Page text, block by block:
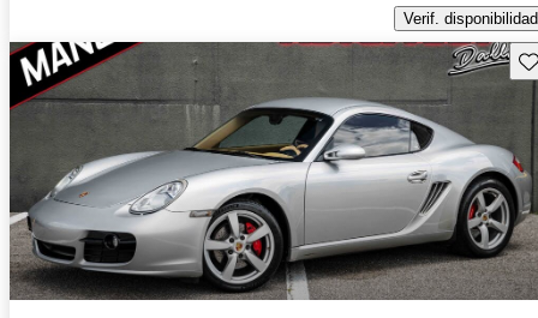
Verif. disponibilidad